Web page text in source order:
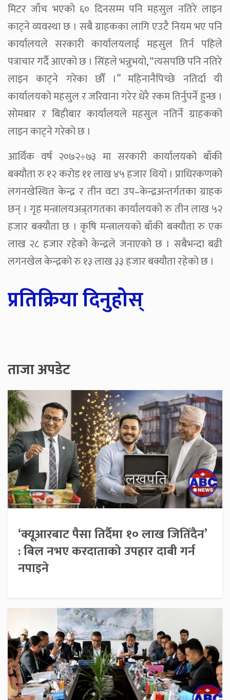
मिटर जाँच भएको ६० दिनसम्म पनि महसुल नतिरे लाइन
काट्ने व्यवस्था छ । सबै ग्राहकका लागि एउटै नियम भए पनि
कार्यालयले सरकारी कार्यालयलाई महसुल तिर्न पहिले
पत्राचार गर्दै आएको छ । सिंहले भन्नुभयो, “त्यसपछि पनि नतिरे
लाइन काट्ने गरेका छौँ ।” महिनानैपिच्छे नतिर्दा यी
कार्यालयको महसुल र जरिवाना गरेर धेरै रकम तिर्नुपर्ने हुन्छ ।
सोमबार र बिहीबार कार्यालयले महसुल नतिर्ने ग्राहकको
लाइन काट्ने गरेको छ ।
आर्थिक वर्ष २०७२÷७३ मा सरकारी कार्यालयको बाँकी
बक्यौता रु १२ करोड ११ लाख ४५ हजार थियो । प्राधिरकणको
लगनखेस्थित केन्द्र र तीन वटा उप–केन्द्रअन्तर्गतका ग्राहक
छन् । गृह मन्त्रालयअन्र्तगतका कार्यालयको रु तीन लाख ५२
हजार बक्यौता छ । कृषि मन्त्रालयको बाँकी बक्यौता रु एक
लाख २८ हजार रहेको केन्द्रले जनाएको छ । सबैभन्दा बढी
लगनखेल केन्द्रको रु १३ लाख ३३ हजार बक्यौता रहेको छ ।
प्रतिक्रिया दिनुहोस्
ताजा अपडेट
‘क्यूआरबाट पैसा तिर्दैमा १० लाख जितिँदैन’
: बिल नभए करदाताको उपहार दाबी गर्न
नपाइने